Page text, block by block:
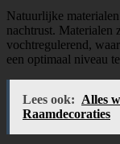
Natuurlijke
nachtrust. Materialen
vochtregulerend,
een optimaal niveau
Lees ook: Alles
Raamdecoraties